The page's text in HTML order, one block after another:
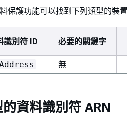
保護功能可以找到下列類型的裝
識別符 ID 必要的關鍵字
無
資料識別符 ARN